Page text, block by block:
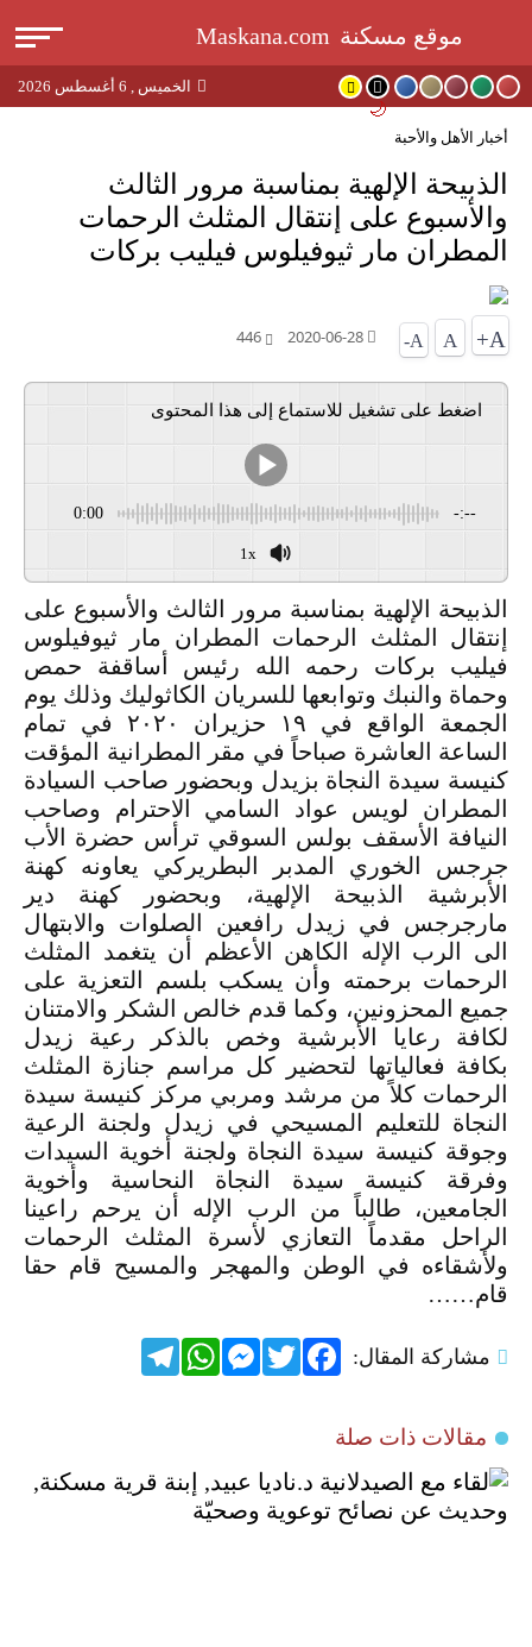
الخميس , 6 أغسطس 2026 بحث
موقع مسكنة Maskana.com
🌙
أخبار الأهل والأحبة
الذبيحة الإلهية بمناسبة مرور الثالث
والأسبوع على إنتقال المثلث الرحمات
المطران مار ثيوفيلوس فيليب بركات
A+
A
A-
2020-06-28
اضغط على تشغيل للاستماع إلى هذا المحتوى
0:00 -:--
1x
الذبيحة الإلهية بمناسبة مرور الثالث والأسبوع على
إنتقال المثلث الرحمات المطران مار ثيوفيلوس
فيليب بركات رحمه الله رئيس أساقفة حمص
وحماة والنبك وتوابعها للسريان الكاثوليك وذلك يوم
الجمعة الواقع في ١٩ حزيران ٢٠٢٠ في تمام
الساعة العاشرة صباحاً في مقر المطرانية المؤقت
كنيسة سيدة النجاة بزيدل وبحضور صاحب السيادة
المطران لويس عواد السامي الاحترام وصاحب
النيافة الأسقف بولس السوقي ترأس حضرة الأب
جرجس الخوري المدبر البطريركي يعاونه كهنة
الأبرشية الذبيحة الإلهية، وبحضور كهنة دير
مارجرجس في زيدل رافعين الصلوات والابتهال
الى الرب الإله الكاهن الأعظم أن يتغمد المثلث
الرحمات برحمته وأن يسكب بلسم التعزية على
جميع المحزونين، وكما قدم خالص الشكر والامتنان
لكافة رعايا الأبرشية وخص بالذكر رعية زيدل
بكافة فعالياتها لتحضير كل مراسم جنازة المثلث
الرحمات كلاً من مرشد ومربي مركز كنيسة سيدة
النجاة للتعليم المسيحي في زيدل ولجنة الرعية
وجوقة كنيسة سيدة النجاة ولجنة أخوية السيدات
وفرقة كنيسة سيدة النجاة النحاسية وأخوية
الجامعين، طالباً من الرب الإله أن يرحم راعينا
الراحل مقدماً التعازي لأسرة المثلث الرحمات
ولأشقاءه في الوطن والمهجر والمسيح قام حقا
قام……
مشاركة المقال: Facebook
Twitter
Messenger
WhatsApp
مقالات ذات صلة